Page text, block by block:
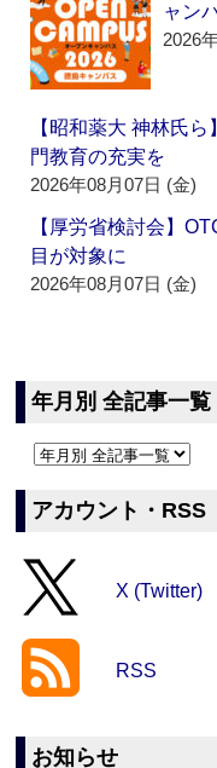
ャン
2026
【昭和薬大 神林氏
門教育の充実を
2026年08月07日 (金)
【厚労省検討会】
目が対象に
2026年08月07日 (金)
年月別 全記事一覧
アカウント・RSS
X (Twitter)
RSS
お知らせ